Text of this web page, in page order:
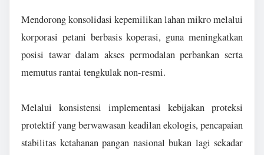
Mendorong konsolidasi kepemilikan lahan mikro melalui
korporasi petani berbasis koperasi, guna meningkatkan
posisi tawar dalam akses permodalan perbankan serta
memutus rantai tengkulak non-resmi.
Melalui konsistensi implementasi kebijakan proteksi
protektif yang berwawasan keadilan ekologis, pencapaian
stabilitas ketahanan pangan nasional bukan lagi sekadar